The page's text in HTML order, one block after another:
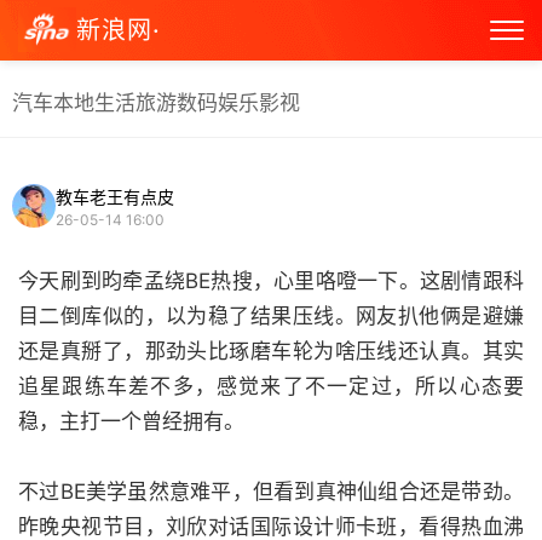
新浪网·
汽车本地生活旅游数码娱乐影视
教车老王有点皮
26-05-14 16:00
今天刷到昀牵孟绕BE热搜，心里咯噔一下。这剧情跟科
目二倒库似的，以为稳了结果压线。网友扒他俩是避嫌
还是真掰了，那劲头比琢磨车轮为啥压线还认真。其实
追星跟练车差不多，感觉来了不一定过，所以心态要
稳，主打一个曾经拥有。
不过BE美学虽然意难平，但看到真神仙组合还是带劲。
昨晚央视节目，刘欣对话国际设计师卡班，看得热血沸